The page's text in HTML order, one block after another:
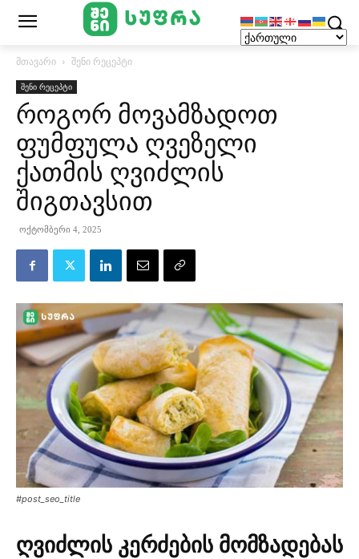
მთავარი შენი რეცეპტი
შენი რეცეპტი
როგორ მოვამზადოთ
ფუმფულა ღვეზელი
ქათმის ღვიძლის
შიგთავსით
ოქტომბერი 4, 2025
#post_seo_title
ღვიძლის კერძების მომზადებას